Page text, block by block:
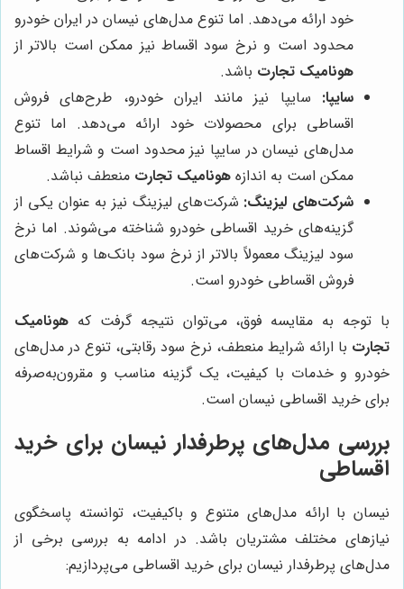
خود ارائه می‌دهد. اما تنوع مدل‌های نیسان در ایران خودرو
محدود است و نرخ سود اقساط نیز ممکن است بالاتر از
هونامیک تجارت باشد.
سایپا: سایپا نیز مانند ایران خودرو، طرح‌های فروش
اقساطی برای محصولات خود ارائه می‌دهد. اما تنوع
مدل‌های نیسان در سایپا نیز محدود است و شرایط اقساط
ممکن است به اندازه هونامیک تجارت منعطف نباشد.
شرکت‌های لیزینگ: شرکت‌های لیزینگ نیز به عنوان یکی از
گزینه‌های خرید اقساطی خودرو شناخته می‌شوند. اما نرخ
سود لیزینگ معمولاً بالاتر از نرخ سود بانک‌ها و شرکت‌های
فروش اقساطی خودرو است.
با توجه به مقایسه فوق، می‌توان نتیجه گرفت که هونامیک
تجارت با ارائه شرایط منعطف، نرخ سود رقابتی، تنوع در مدل‌های
خودرو و خدمات با کیفیت، یک گزینه مناسب و مقرون‌به‌صرفه
برای خرید اقساطی نیسان است.
بررسی مدل‌های پرطرفدار نیسان برای خرید
اقساطی
نیسان با ارائه مدل‌های متنوع و باکیفیت، توانسته پاسخگوی
نیازهای مختلف مشتریان باشد. در ادامه به بررسی برخی از
مدل‌های پرطرفدار نیسان برای خرید اقساطی می‌پردازیم: